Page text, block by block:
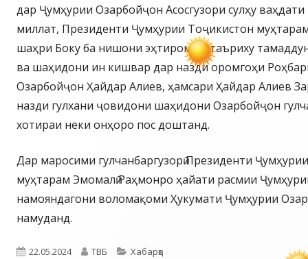
дар Ҷумҳурии Озарбойҷон Асосгузори сулҳу
миллат, Президенти Ҷумҳурии Тоҷикистон
шаҳри Боку ба нишони эҳтиром ба таъриху
ва шаҳидони ин кишвар дар назди оромгоҳи
Озарбойҷон Ҳайдар Алиев, ҳамсари Ҳайдар Алиев
назди гулхани ҷовидони шаҳидони Озарбойҷон
хотираи неки онҳоро пос доштанд.
Дар маросими гулчанбаргузорӣ Президенти
муҳтарам Эмомалӣ Раҳмонро ҳайати расмии
намояндагони воломақоми Ҳукумати Ҷумҳурии
намуданд.
Опубликовано
22.05.2024 Автор
ТВБ Рубрики
Хабарҳо